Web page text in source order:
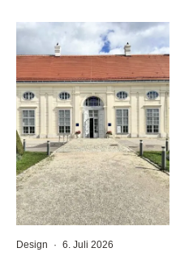
Design · 6. Juli 2026